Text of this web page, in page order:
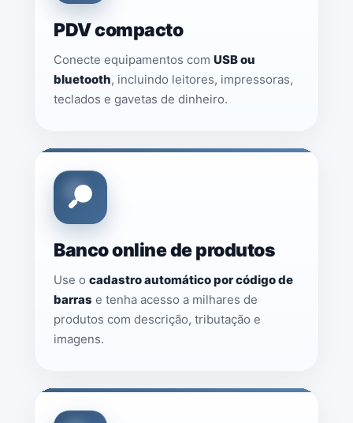
PDV compacto
Conecte equipamentos com USB ou
bluetooth, incluindo leitores, impressoras,
teclados e gavetas de dinheiro.
Banco online de produtos
Use o cadastro automático por código de
barras e tenha acesso a milhares de
produtos com descrição, tributação e
imagens.